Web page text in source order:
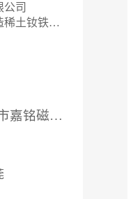
2026年淄博多联式移动公厕租赁平台：服务内容与选型要点解析
2026年广州小型篮式砂磨机厂家优选：高效分散研磨技术解析
公司
稀土钕铁硼
头磁铁厂
成品价
加工，*
供应厂家：东莞市嘉铭磁铁有限公司